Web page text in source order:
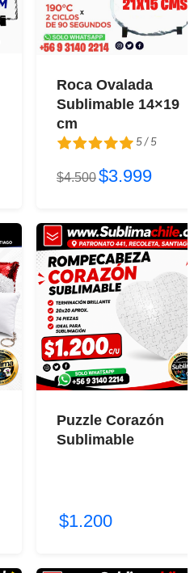
Roca Ovalada
Sublimable 14×19
cm
5 / 5
5 / 5
$4.500$3.999
Puzzle Corazón
Sublimable
$1.200